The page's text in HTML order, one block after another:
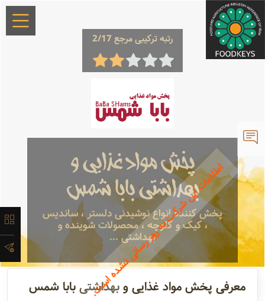
اطلاعات این شرکت به روز رسانی نشده است.
رتبه ترکیبی مرجع 2/17
پخش مواد غذایی و
بهداشتی بابا شمس
پخش کننده انواع نوشیدنی دلستر ، ساندیس
، کیک و کلوچه ، محصولات شوینده و
بهداشتی ...
×
معرفی
لیست
محصولات
آدرس و
اطلاعات
تماس
معرفی پخش مواد غذایی و بهداشتی بابا شمس